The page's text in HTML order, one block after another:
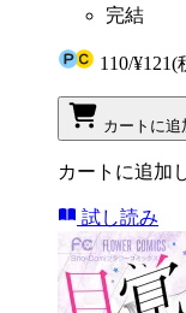
完結
110/¥121(
カートに追
カートに追加
試し読み